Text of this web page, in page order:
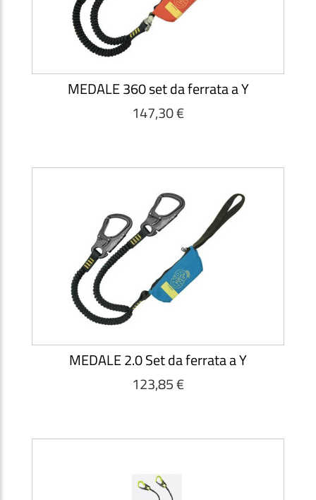
MEDALE 360 set da ferrata a Y
147,30 €
MEDALE 2.0 Set da ferrata a Y
123,85 €